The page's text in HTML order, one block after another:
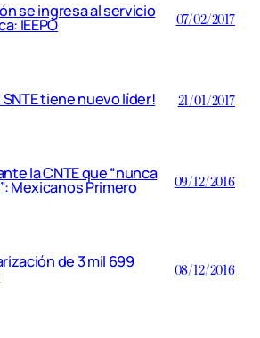
se ingresa al servicio
IEEPO 07/02/2017
SNTE tiene nuevo líder! 21/01/2017
la CNTE que “nunca
Mexicanos Primero 09/12/2016
de 3 mil 699 08/12/2016